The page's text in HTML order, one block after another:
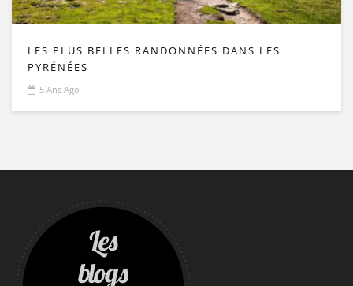
LES PLUS BELLES RANDONNÉES DANS LES
PYRÉNÉES
5 Ans Ago